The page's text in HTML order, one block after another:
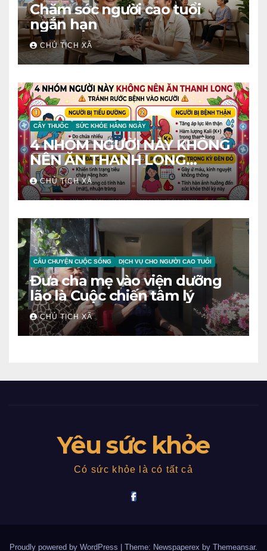
Chăm sóc người cao tuổi
ngắn hạn
CHỦ TỊCH XÃ
CÂY THUỐC SỨC KHỎE HÀNG NGÀY
4 NHÓM NGƯỜI NÀY KHÔNG
NÊN ĂN THANH LONG
TRÁNH RƯỚC BỆNH VÀO
NGƯỜI
CHỦ TỊCH XÃ
CÂU CHUYỆN CUỘC SỐNG DỊCH VỤ CHO NGƯỜI CAO TUỔI
Đưa cha mẹ vào viện dưỡng
lão là Cuộc chiến tâm lý
CHỦ TỊCH XÃ
Yêu sức khỏe
Có sức khỏe là có tất cả
Proudly powered by WordPress Theme: Newspaperex by Themeansar.